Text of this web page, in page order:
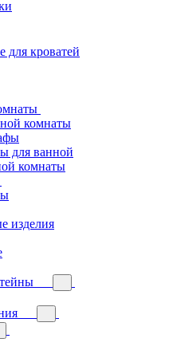
кроватей
комнаты
для ванной
комнаты
изделия